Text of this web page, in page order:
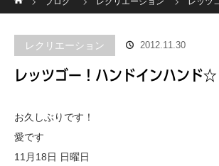
レクリエーション 2012.11.30
レッツゴー！ハンドインハンド☆
お久しぶりです！
愛です
11月18日 日曜日